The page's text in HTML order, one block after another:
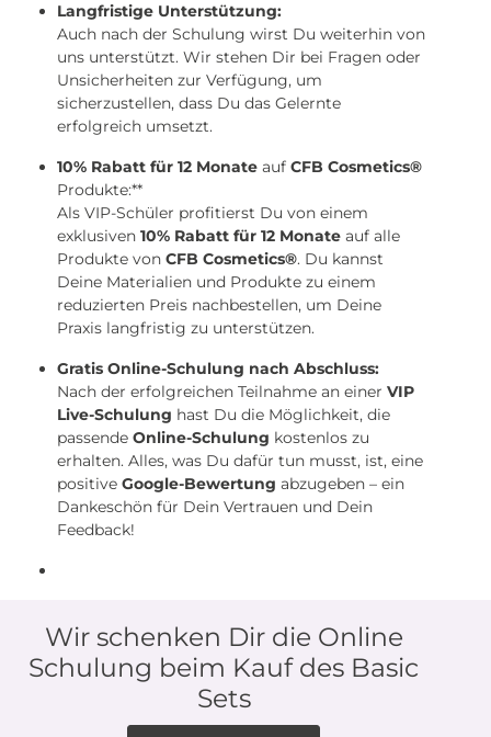
Langfristige Unterstützung:
Auch nach der Schulung wirst Du weiterhin von
uns unterstützt. Wir stehen Dir bei Fragen oder
Unsicherheiten zur Verfügung, um
sicherzustellen, dass Du das Gelernte
erfolgreich umsetzt.
10% Rabatt für 12 Monate auf CFB Cosmetics®
Produkte:**
Als VIP-Schüler profitierst Du von einem
exklusiven 10% Rabatt für 12 Monate auf alle
Produkte von CFB Cosmetics®. Du kannst
Deine Materialien und Produkte zu einem
reduzierten Preis nachbestellen, um Deine
Praxis langfristig zu unterstützen.
Gratis Online-Schulung nach Abschluss:
Nach der erfolgreichen Teilnahme an einer VIP
Live-Schulung hast Du die Möglichkeit, die
passende Online-Schulung kostenlos zu
erhalten. Alles, was Du dafür tun musst, ist, eine
positive Google-Bewertung abzugeben – ein
Dankeschön für Dein Vertrauen und Dein
Feedback!
Wir schenken Dir die Online
Schulung beim Kauf des Basic
Sets